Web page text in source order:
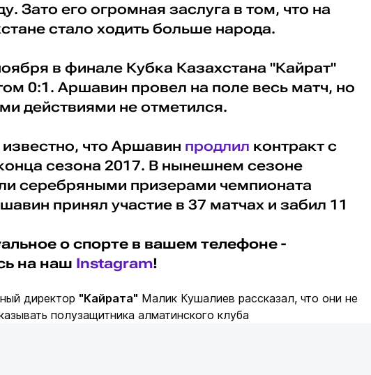
Зато его огромная заслуга в том, что на
стало ходить больше народа.
в финале Кубка Казахстана "Кайрат"
0:1. Аршавин провел на поле весь матч, но
действиями не отметился.
что Аршавин продлил контракт с
сезона 2017. В нынешнем сезоне
серебряными призерами чемпионата
принял участие в 37 матчах и забил 11
о спорте в вашем телефоне -
на наш Instagram!
директор "Кайрата" Малик Кушалиев рассказал, что они не
полузащитника алматинского клуба